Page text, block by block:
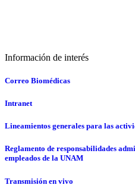
Información de interés
Correo Biomédicas
Intranet
Lineamientos generales para las
Reglamento de responsabilidades
empleados de la UNAM
Transmisión en vivo